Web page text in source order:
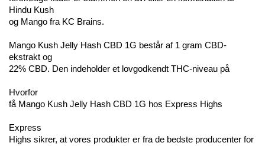
Hindu Kush
og Mango fra KC Brains.
Mango Kush Jelly Hash CBD 1G består af 1 gram CBD-
ekstrakt og
22% CBD. Den indeholder et lovgodkendt THC-niveau på
Hvorfor
få Mango Kush Jelly Hash CBD 1G hos Express Highs
Express
Highs sikrer, at vores produkter er fra de bedste producenter for